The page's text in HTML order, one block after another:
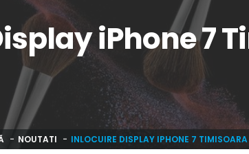
iPhone 7
NOUTATI INLOCUIRE DISPLAY IPHONE 7 TIMISOARA